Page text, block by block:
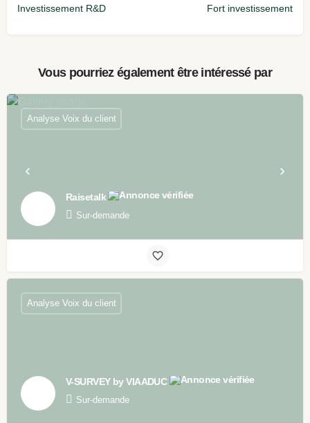
Investissement R&D Fort investissement
Vous pourriez également être intéressé par
Raisetalk
Sur-demande
Analyse Voix du client
V-SURVEY by VIAADUC
Sur-demande
Analyse Voix du client